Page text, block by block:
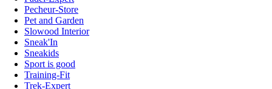
Pecheur-Store
Pet and Garden
Slowood Interior
Sneak'In
Sneakids
Sport is good
Training-Fit
Trek-Expert